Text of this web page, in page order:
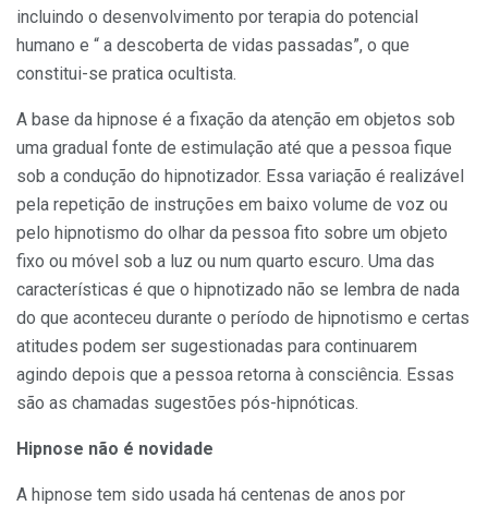
incluindo o desenvolvimento por terapia do potencial
humano e “ a descoberta de vidas passadas”, o que
constitui-se pratica ocultista.
A base da hip­nose é a fixação da atenção em obje­tos sob
uma gra­dual fonte de estimulação até que a pessoa fique
sob a condução do hipnotizador. Essa va­riação é realizável
pela re­petição de instruções em baixo volume de voz ou
pelo hipnotis­mo do olhar da pessoa fito sobre um objeto
fixo ou móvel sob a luz ou num quarto escuro. Uma das
características é que o hipnotizado não se lembra de nada
do que aconteceu durante o perí­odo de hipnotismo e certas
atitudes podem ser sugestionadas para continu­arem
agindo depois que a pessoa retorna à consciência. Essas
são as cha­madas sugestões pós-hipnóticas.
Hipnose não é novidade
A hipnose tem sido usada há cen­tenas de anos por